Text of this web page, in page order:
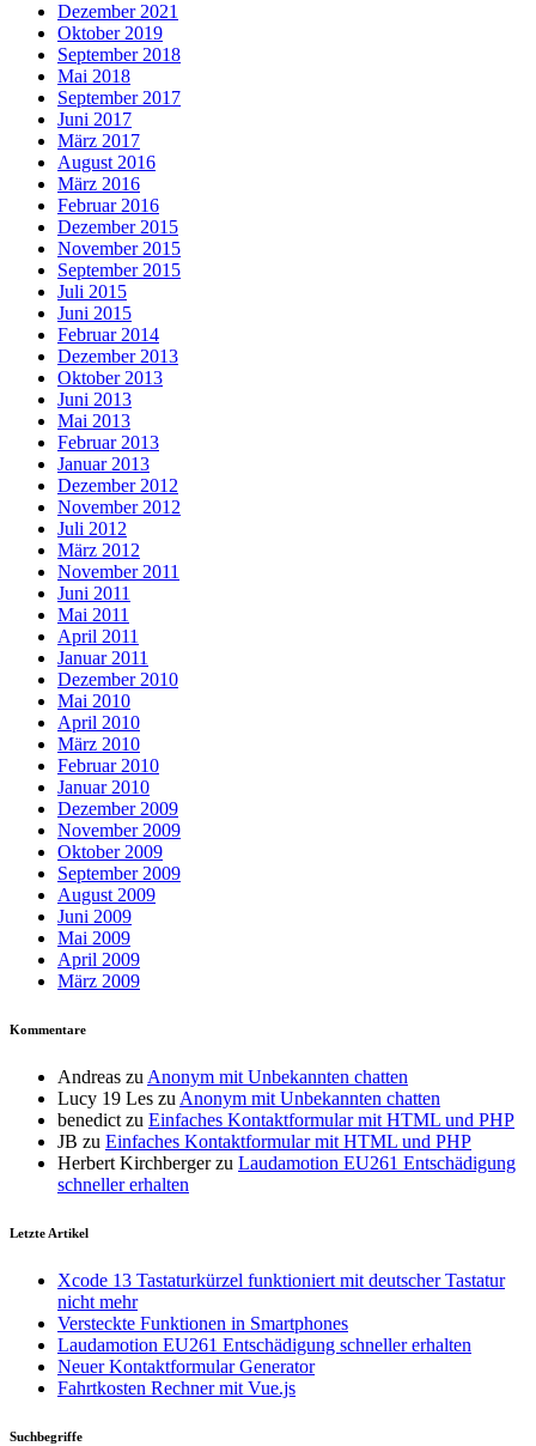
Dezember 2021
Oktober 2019
September 2018
Mai 2018
September 2017
Juni 2017
März 2017
August 2016
März 2016
Februar 2016
Dezember 2015
November 2015
September 2015
Juli 2015
Juni 2015
Februar 2014
Dezember 2013
Oktober 2013
Juni 2013
Mai 2013
Februar 2013
Januar 2013
Dezember 2012
November 2012
Juli 2012
März 2012
November 2011
Juni 2011
Mai 2011
April 2011
Januar 2011
Dezember 2010
Mai 2010
April 2010
März 2010
Februar 2010
Januar 2010
Dezember 2009
November 2009
Oktober 2009
September 2009
August 2009
Juni 2009
Mai 2009
April 2009
März 2009
Kommentare
Andreas zu Anonym mit Unbekannten chatten
Lucy 19 Les zu Anonym mit Unbekannten chatten
benedict zu Einfaches Kontaktformular mit HTML und PHP
JB zu Einfaches Kontaktformular mit HTML und PHP
Herbert Kirchbergerzu Laudamotion EU261 Entschädigung
schneller erhalten
Letzte Artikel
Xcode 13 Tastaturkürzel funktioniert mit deutscher Tastatur
nicht mehr
Versteckte Funktionen in Smartphones
Laudamotion EU261 Entschädigung schneller erhalten
Neuer Kontaktformular Generator
Fahrtkosten Rechner mit Vue.js
Suchbegriffe